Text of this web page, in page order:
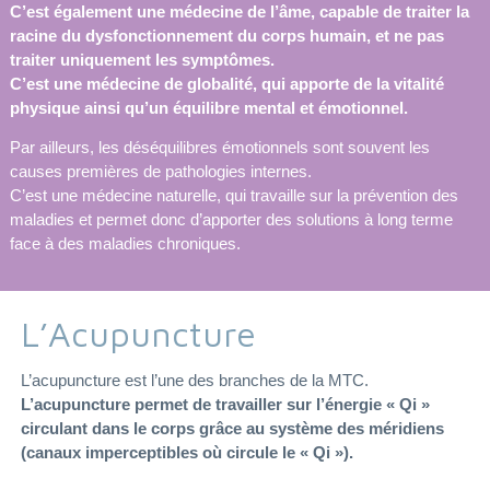
C’est également une médecine de l’âme, capable de traiter la
racine du dysfonctionnement du corps humain, et ne pas
traiter uniquement les symptômes.
C’est une médecine de globalité, qui apporte de la vitalité
physique ainsi qu’un équilibre mental et émotionnel.
Par ailleurs, les déséquilibres émotionnels sont souvent les
causes premières de pathologies internes.
C’est une médecine naturelle, qui travaille sur la prévention des
maladies et permet donc d’apporter des solutions à long terme
face à des maladies chroniques.
L’Acupuncture
L’acupuncture est l’une des branches de la MTC.
L’acupuncture permet de travailler sur l’énergie « Qi »
circulant dans le corps grâce au système des méridiens
(canaux imperceptibles où circule le « Qi »).